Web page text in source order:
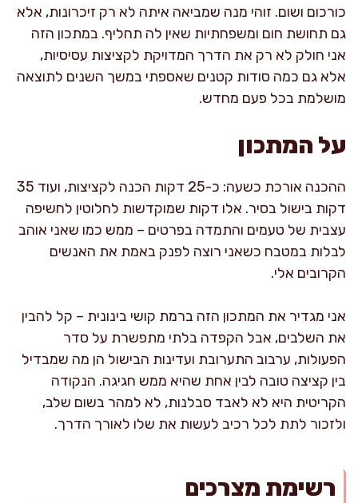
כורכום ושום. זוהי מנה שמביאה איתה לא רק זיכרונות, אלא
גם תחושת חום ומשפחתיות שאין לה תחליף. במתכון הזה
אני חולק לא רק את הדרך המדויקת לקציצות עסיסיות,
אלא גם כמה סודות קטנים שאספתי במשך השנים לתוצאה
מושלמת בכל פעם מחדש.
על המתכון
ההכנה אורכת כשעה: כ-25 דקות הכנה לקציצות, ועוד 35
דקות בישול בסיר. אלו דקות שמוקדשות לחלוטין לחשיפה
עצבית של טעמים והתמדה בפרטים – ממש כמו שאני אוהב
לבלות במטבח כשאני רוצה לפנק באמת את האנשים
הקרובים אלי.
אני מגדיר את המתכון הזה ברמת קושי בינונית – קל להבין
את השלבים, אבל הקפדה בלתי מתפשרת על סדר
הפעולות, ערבוב התערובת ועדינות הבישול הן מה שמבדיל
בין קציצה טובה לבין אחת שהיא ממש חגיגה. הנקודה
הקריטית היא לא לאבד סבלנות, לא למהר בשום שלב,
ולזכור לתת לכל רכיב לעשות את שלו לאורך הדרך.
רשימת מצרכים